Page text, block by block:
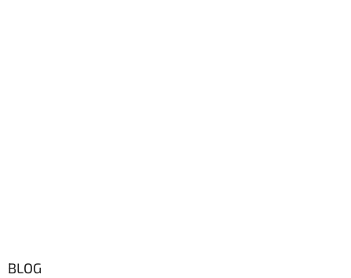
BLOG